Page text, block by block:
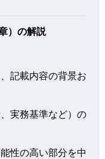
）の解説
記載内容の背景お
実務基準など）の
性の高い部分を中